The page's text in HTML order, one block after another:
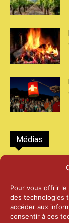
Pour vous offrir
des technologies
accéder aux
consentir à ces
Médias